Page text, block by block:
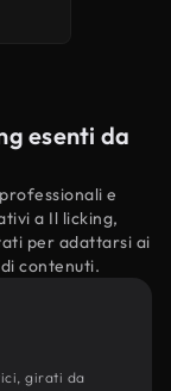
esenti da
e
a Il licking,
per adattarsi ai
contenuti.
girati da